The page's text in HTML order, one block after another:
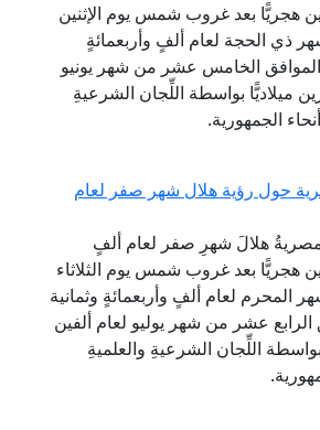
هجريًّا بعد غروب شمس يوم الإثنين
ذي الحجة لعام ألفٍ وأربعمائةٍ
الموافق الخامس عشر من شهر يونيو
ميلاديًّا بواسطة اللِّجان الشرعيةِ
الجمهورية.
حول رؤية هلال شهر صفر لعام
هلالَ شهرِ صفر لعام ألفٍ
هجريًّا بعد غروب شمس يوم الثلاثاء
المحرم لعام ألفٍ وأربعمائةٍ وثمانية
الرابع عشر من شهر يوليو لعام ألفين
اللِّجان الشرعيةِ والعلميةِ